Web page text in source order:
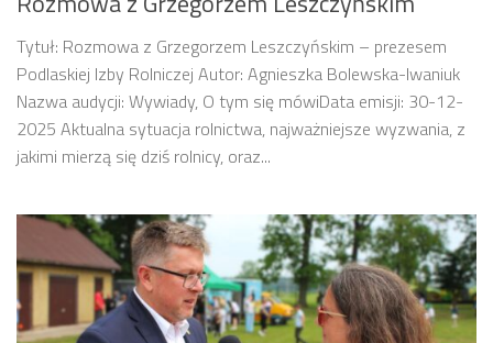
Tytuł: Rozmowa z Grzegorzem Leszczyńskim – prezesem
Podlaskiej Izby Rolniczej Autor: Agnieszka Bolewska-Iwaniuk
Nazwa audycji: Wywiady, O tym się mówiData emisji: 30-12-
2025 Aktualna sytuacja rolnictwa, najważniejsze wyzwania, z
jakimi mierzą się dziś rolnicy, oraz...